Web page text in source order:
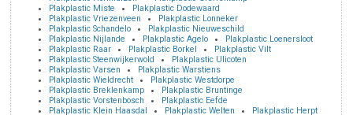
Plakplastic Miste
Plakplastic Dodewaard
Plakplastic Vriezenveen
Plakplastic Lonneker
Plakplastic Schandelo
Plakplastic Nieuweschild
Plakplastic Nijlande
Plakplastic Agelo
Plakplastic Loenersloot
Plakplastic Raar
Plakplastic Borkel
Plakplastic Vilt
Plakplastic Steenwijkerwold
Plakplastic Ulicoten
Plakplastic Varsen
Plakplastic Warstiens
Plakplastic Wieldrecht
Plakplastic Westdorpe
Plakplastic Breklenkamp
Plakplastic Bruntinge
Plakplastic Vorstenbosch
Plakplastic Eefde
Plakplastic Klein Haasdal
Plakplastic Welten
Plakplastic Herpt